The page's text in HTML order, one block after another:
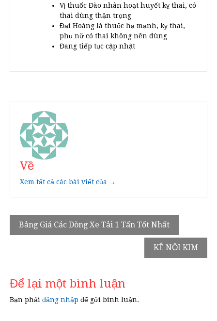
Vị thuốc Đào nhân hoạt huyết kỵ thai, có
thai dùng thận trọng
Đại Hoàng là thuốc hạ mạnh, kỵ thai,
phụ nữ có thai không nên dùng
Đang tiếp tục cập nhật
Về
Xem tất cả các bài viết của →
Điều
hướng
Bảng Giá Các Dòng Xe Tải 1 Tấn Tốt Nhất
KÊ NỘI KIM
Để lại một bình luận
Bạn phải đăng nhập để gửi bình luận.